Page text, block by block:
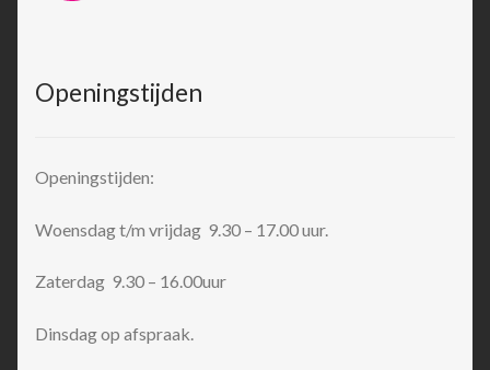
Openingstijden
Openingstijden:
Woensdag t/m vrijdag 9.30 – 17.00 uur.
Zaterdag 9.30 – 16.00uur
Dinsdag op afspraak.